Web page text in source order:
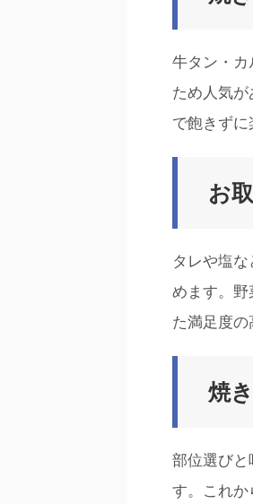
牛タン・カ
ため人気
で飽きずに
お
タレや塩
めます。野
た満足度の
焼
部位選びと
す。これか